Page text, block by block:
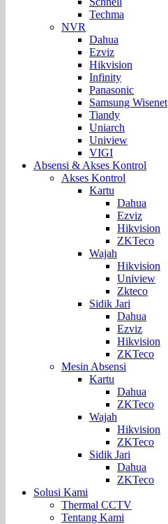
Techma
NVR
Dahua
Ezviz
Hikvision
Infinity
Panasonic
Samsung Wisenet
Tiandy
Uniarch
Uniview
VIGI
Absensi & Akses Kontrol
Akses Kontrol
Kartu
Dahua
Ezviz
Hikvision
ZKTeco
Wajah
Hikvision
Uniview
Zkteco
Sidik Jari
Dahua
Ezviz
Hikvision
ZKTeco
Mesin Absensi
Kartu
Dahua
ZKTeco
Wajah
Hikvision
ZKTeco
Sidik Jari
Dahua
ZKTeco
Solusi Kami
Thermal CCTV
Tentang Kami